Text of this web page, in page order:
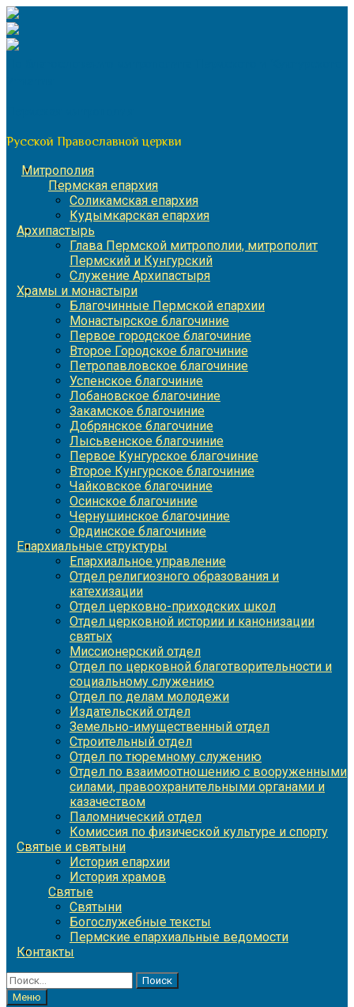
Перейти
к
содержимому
Русской Православной церкви
Митрополия
Пермская епархия
Соликамская епархия
Кудымкарская епархия
Архипастырь
Глава Пермской митрополии, митрополит
Пермский и Кунгурский
Служение Архипастыря
Храмы и монастыри
Благочинные Пермской епархии
Монастырское благочиние
Первое городское благочиние
Второе Городское благочиние
Петропавловское благочиние
Успенское благочиние
Лобановское благочиние
Закамское благочиние
Добрянское благочиние
Лысьвенское благочиние
Первое Кунгурское благочиние
Второе Кунгурское благочиние
Чайковское благочиние
Осинское благочиние
Чернушинское благочиние
Ординское благочиние
Епархиальные структуры
Епархиальное управление
Отдел религиозного образования и
катехизации
Отдел церковно-приходских школ
Отдел церковной истории и канонизации
святых
Миссионерский отдел
Отдел по церковной благотворительности и
социальному служению
Отдел по делам молодежи
Издательский отдел
Земельно-имущественный отдел
Строительный отдел
Отдел по тюремному служению
Отдел по взаимоотношению с вооруженными
силами, правоохранительными органами и
казачеством
Паломнический отдел
Комиссия по физической культуре и спорту
Святые и святыни
История епархии
История храмов
Святые
Святыни
Богослужебные тексты
Пермские епархиальные ведомости
Контакты
Найти:
Меню